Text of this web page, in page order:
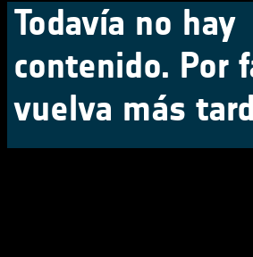
Todavía no hay
contenido. Por
vuelva más